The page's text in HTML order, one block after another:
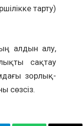
тарту)
алдын алу,
сақтау
зорлық-
сөзсіз.